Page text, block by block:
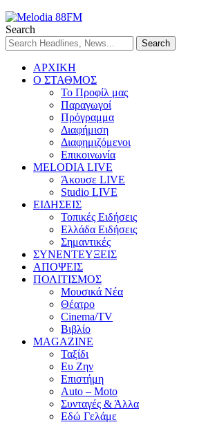
Search
ΑΡΧΙΚΗ
Ο ΣΤΑΘΜΟΣ
Το Προφίλ μας
Παραγωγοί
Πρόγραμμα
Διαφήμιση
Διαφημιζόμενοι
Επικοινωνία
MELODIA LIVE
Άκουσε LIVE
Studio LIVE
ΕΙΔΗΣΕΙΣ
Τοπικές Ειδήσεις
Ελλάδα Ειδήσεις
Σημαντικές
ΣΥΝΕΝΤΕΥΞΕΙΣ
ΑΠΟΨΕΙΣ
ΠΟΛΙΤΙΣΜΟΣ
Μουσικά Νέα
Θέατρο
Cinema/TV
Βιβλίο
MAGAZINE
Ταξίδι
Ευ Ζην
Επιστήμη
Auto – Moto
Συνταγές & Άλλα
Εδώ Γελάμε